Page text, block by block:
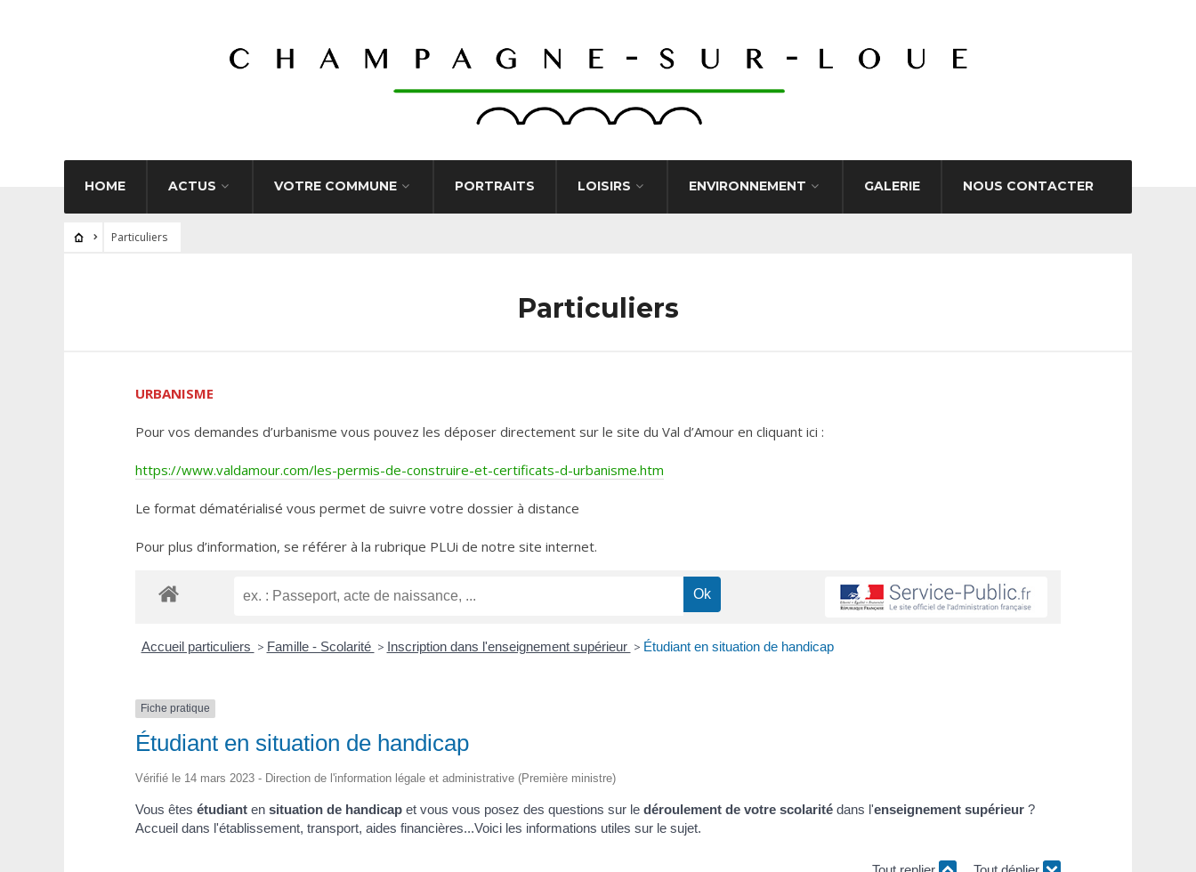
HOME ACTUS VOTRE COMMUNE PORTRAITS LOISIRS ENVIRONNEMENT GALERIE NOUS CONTACTER
Particuliers
Particuliers
URBANISME
Pour vos demandes d’urbanisme vous pouvez les déposer directement sur le site du Val d’Amour en cliquant ici :
https://www.valdamour.com/les-permis-de-construire-et-certificats-d-urbanisme.htm
Le format dématérialisé vous permet de suivre votre dossier à distance
Pour plus d’information, se référer à la rubrique PLUi de notre site internet.
Accueil particuliers > Famille - Scolarité > Inscription dans l'enseignement supérieur > Étudiant en situation de handicap
Fiche pratique
Étudiant en situation de handicap
Vérifié le 14 mars 2023 - Direction de l'information légale et administrative (Première ministre)
Vous êtes étudiant en situation de handicap et vous vous posez des questions sur le déroulement de votre scolarité dans l'enseignement supérieur ?
Accueil dans l'établissement, transport, aides financières...Voici les informations utiles sur le sujet.